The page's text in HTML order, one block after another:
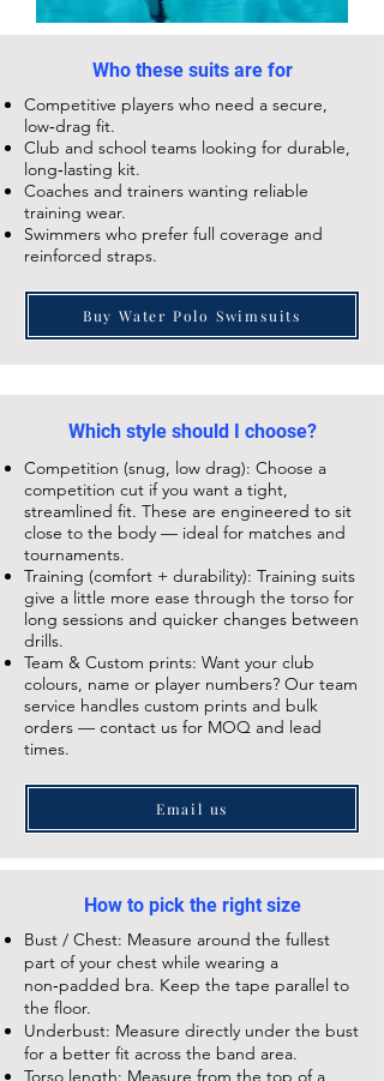
Who these suits are for
Competitive players who need a secure,
low‑drag fit.
Club and school teams looking for durable,
long‑lasting kit.
Coaches and trainers wanting reliable
training wear.
Swimmers who prefer full coverage and
reinforced straps.
Buy Water Polo Swimsuits
Which style should I choose?
Competition (snug, low drag): Choose a
competition cut if you want a tight,
streamlined fit. These are engineered to sit
close to the body — ideal for matches and
tournaments.
Training (comfort + durability): Training suits
give a little more ease through the torso for
long sessions and quicker changes between
drills.
Team & Custom prints: Want your club
colours, name or player numbers? Our team
service handles custom prints and bulk
orders — contact us for MOQ and lead
times.
Email us
How to pick the right size
Bust / Chest: Measure around the fullest
part of your chest while wearing a
non‑padded bra. Keep the tape parallel to
the floor.
Underbust: Measure directly under the bust
for a better fit across the band area.
Torso length: Measure from the top of a